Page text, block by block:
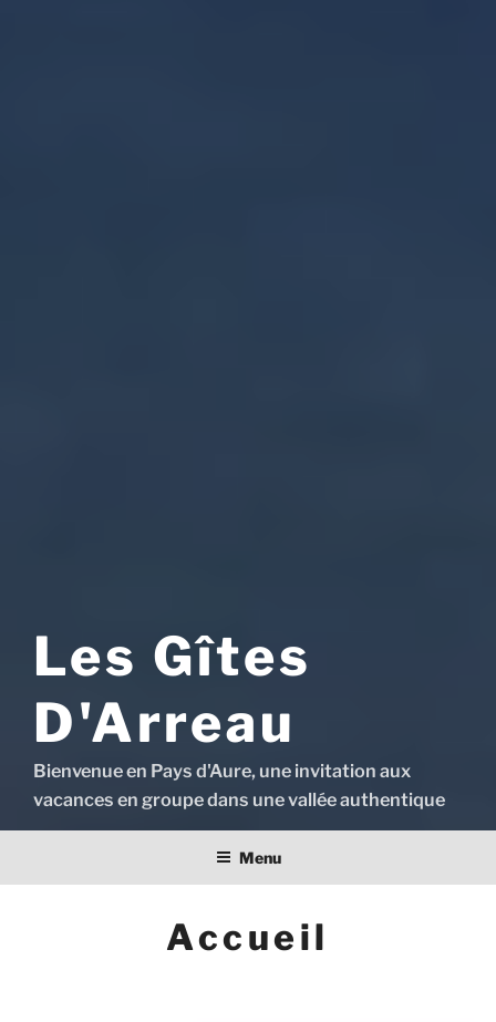
Les Gîtes
D'Arreau
Bienvenue en Pays d'Aure, une invitation aux
vacances en groupe dans une vallée authentique
Menu
Accueil